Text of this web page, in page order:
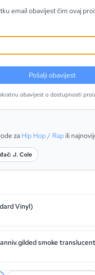
email obavijest čim ovaj
Pošalji obavijest
obavijest o dostupnosti
za Hip Hop / Rap ili
J. Cole
Vinyl)
smoke